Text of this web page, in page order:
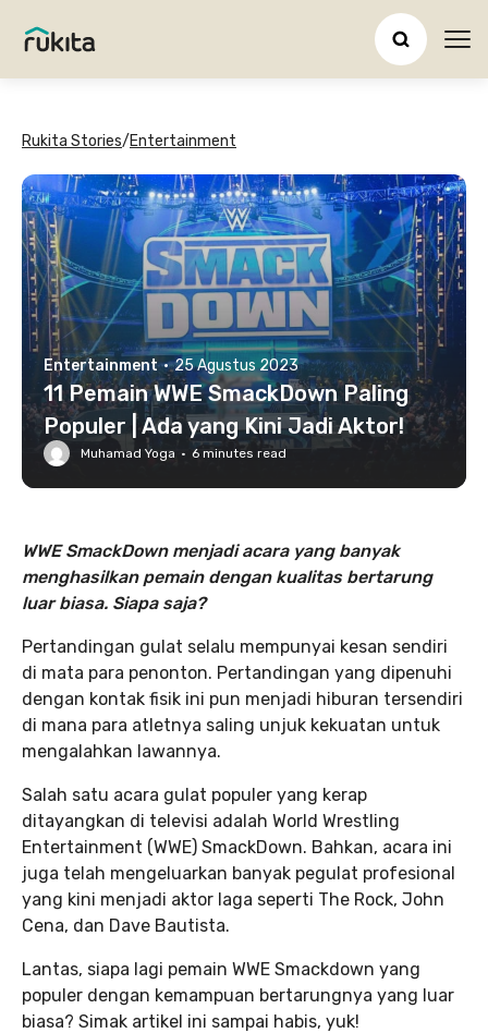
Rukita Stories/Entertainment
Entertainment · 25 Agustus 2023
11 Pemain WWE SmackDown Paling
Populer | Ada yang Kini Jadi Aktor!
Muhamad Yoga · 6 minutes read
WWE SmackDown menjadi acara yang banyak
menghasilkan pemain dengan kualitas bertarung
luar biasa. Siapa saja?
Pertandingan gulat selalu mempunyai kesan sendiri
di mata para penonton. Pertandingan yang dipenuhi
dengan kontak fisik ini pun menjadi hiburan tersendiri
di mana para atletnya saling unjuk kekuatan untuk
mengalahkan lawannya.
Salah satu acara gulat populer yang kerap
ditayangkan di televisi adalah World Wrestling
Entertainment (WWE) SmackDown. Bahkan, acara ini
juga telah mengeluarkan banyak pegulat profesional
yang kini menjadi aktor laga seperti The Rock, John
Cena, dan Dave Bautista.
Lantas, siapa lagi pemain WWE Smackdown yang
populer dengan kemampuan bertarungnya yang luar
biasa? Simak artikel ini sampai habis, yuk!